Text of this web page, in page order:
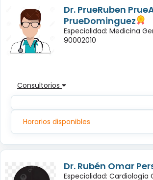
Dr. PrueRuben
PrueDominguez
Especialidad: Medicina
90002010
Consultorios
Horarios disponibles
Dr. Rubén Omar
Especialidad: Cardiología